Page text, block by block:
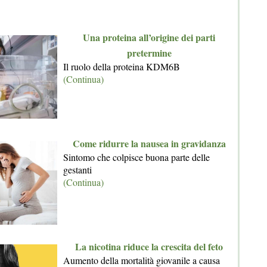
Una proteina all’origine dei parti
pretermine
Il ruolo della proteina KDM6B
(Continua)
Come ridurre la nausea in gravidanza
Sintomo che colpisce buona parte delle
gestanti
(Continua)
La nicotina riduce la crescita del feto
Aumento della mortalità giovanile a causa